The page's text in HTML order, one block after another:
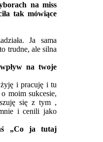
na miss
tak mówiące
Ja sama
trudne, ale silna
na twoje
i pracuję i tu
moim sukcesie,
się z tym ,
i cenili jako
„Co ja tutaj